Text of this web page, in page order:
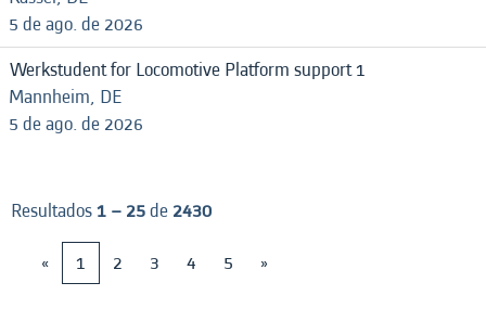
5 de ago. de 2026
Werkstudent for Locomotive Platform support 1
Mannheim, DE
5 de ago. de 2026
Resultados1 – 25de 2430
«
1 2 3 4 5 »